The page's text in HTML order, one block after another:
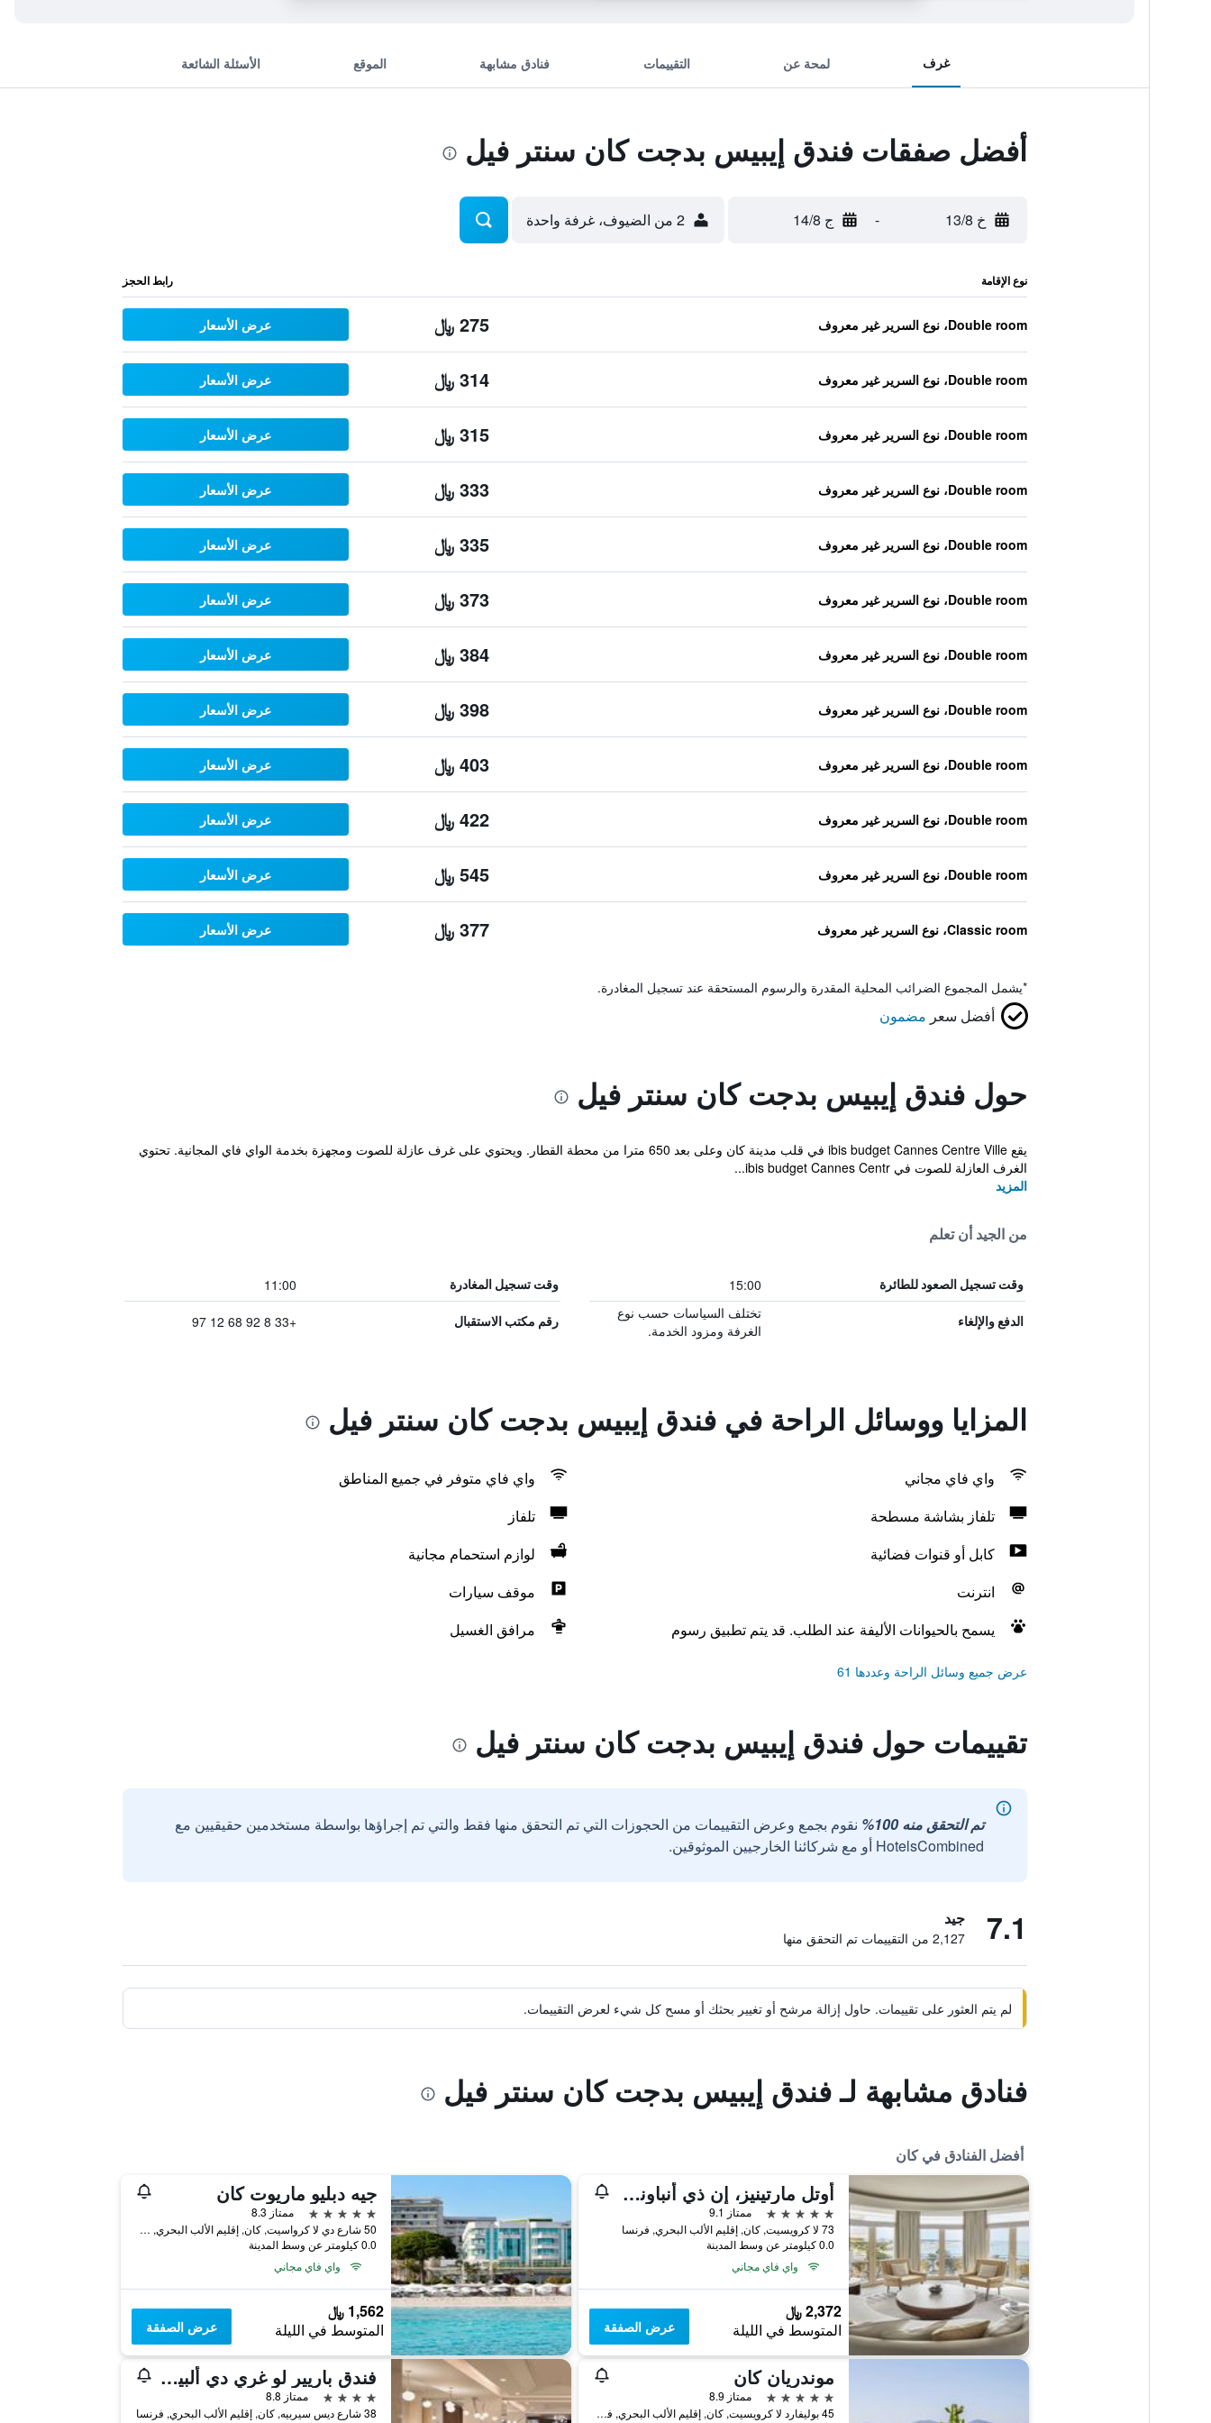
غرف لمحة عن التقييمات فنادق مشابهة الموقع الأسئلة الشائعة
أفضل صفقات فندق إيبيس بدجت كان سنتر فيل
خ 13/8 - ج 14/8 2 من الضيوف، غرفة واحدة
نوع الإقامة رابط الحجز
Double room، نوع السرير غير معروف 275 ﷼ عرض الأسعار
Double room، نوع السرير غير معروف 314 ﷼ عرض الأسعار
Double room، نوع السرير غير معروف 315 ﷼ عرض الأسعار
Double room، نوع السرير غير معروف 333 ﷼ عرض الأسعار
Double room، نوع السرير غير معروف 335 ﷼ عرض الأسعار
Double room، نوع السرير غير معروف 373 ﷼ عرض الأسعار
Double room، نوع السرير غير معروف 384 ﷼ عرض الأسعار
Double room، نوع السرير غير معروف 398 ﷼ عرض الأسعار
Double room، نوع السرير غير معروف 403 ﷼ عرض الأسعار
Double room، نوع السرير غير معروف 422 ﷼ عرض الأسعار
Double room، نوع السرير غير معروف 545 ﷼ عرض الأسعار
Classic room، نوع السرير غير معروف 377 ﷼ عرض الأسعار
*يشمل المجموع الضرائب المحلية المقدرة والرسوم المستحقة عند تسجيل المغادرة.
أفضل سعر مضمون
حول فندق إيبيس بدجت كان سنتر فيل
يقع ibis budget Cannes Centre Ville في قلب مدينة كان وعلى بعد 650 مترا من محطة القطار. ويحتوي على غرف عازلة للصوت ومجهزة بخدمة الواي فاي المجانية. تحتوي
الغرف العازلة للصوت في ibis budget Cannes Centr...
المزيد
من الجيد أن تعلم
وقت تسجيل الصعود للطائرة 15:00 وقت تسجيل المغادرة 11:00
الدفع والإلغاء
تختلف السياسات حسب نوع
الغرفة ومزود الخدمة.
رقم مكتب الاستقبال +33 8 92 68 12 97
المزايا ووسائل الراحة في فندق إيبيس بدجت كان سنتر فيل
واي فاي مجاني
واي فاي متوفر في جميع المناطق
تلفاز بشاشة مسطحة
تلفاز
كابل أو قنوات فضائية
لوازم استحمام مجانية
انترنت
موقف سيارات
يسمح بالحيوانات الأليفة عند الطلب. قد يتم تطبيق رسوم
مرافق الغسيل
عرض جميع وسائل الراحة وعددها 61
تقييمات حول فندق إيبيس بدجت كان سنتر فيل
تم التحقق منه 100%
نقوم بجمع وعرض التقييمات من الحجوزات التي تم التحقق منها فقط والتي تم إجراؤها بواسطة مستخدمين حقيقيين مع
HotelsCombined أو مع شركائنا الخارجيين الموثوقين.
7.1 جيد
2,127 من التقييمات تم التحقق منها
لم يتم العثور على تقييمات. حاول إزالة مرشح أو تغيير بحثك أو مسح كل شيء لعرض التقييمات.
فنادق مشابهة لـ فندق إيبيس بدجت كان سنتر فيل
أفضل الفنادق في كان
أوتل مارتينيز، إن ذي أنباوند كوليكشن باي حياة
5 نجوم
ممتاز 9.1
73 لا كرويسيت, كان, إقليم الألب البحري, فرنسا
0.0 كيلومتر عن وسط المدينة
واي فاي مجاني
2,372 ﷼
المتوسط في الليلة عرض الصفقة
جيه دبليو ماريوت كان
5 نجوم
ممتاز 8.3
50 شارع دي لا كرواسيت, كان, إقليم الألب البحري, فرنسا
0.0 كيلومتر عن وسط المدينة
واي فاي مجاني
1,562 ﷼
المتوسط في الليلة عرض الصفقة
موندريان كان
5 نجوم
ممتاز 8.9
45 بوليفارد لا كرويسيت, كان, إقليم الألب البحري, فرنسا
فندق باريير لو غري دي ألبيون
4 نجوم
ممتاز 8.8
38 شارع ديس سيربيه, كان, إقليم الألب البحري, فرنسا